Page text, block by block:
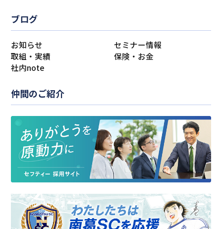
ブログ
お知らせ
セミナー情報
取組・実績
保険・お金
社内note
仲間のご紹介